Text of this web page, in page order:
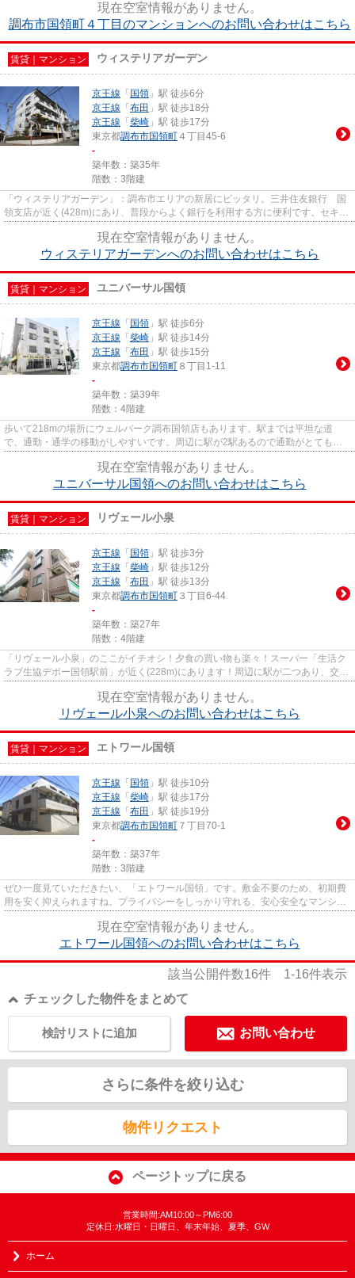
現在空室情報がありません。
調布市国領町４丁目のマンションへのお問い合わせはこちら
賃貸｜マンション ウィステリアガーデン
京王線 「 国領 」駅 徒歩6分
京王線 「 布田 」駅 徒歩18分
京王線 「 柴崎 」駅 徒歩17分
東京都調布市国領町 ４丁目45-6
-
築年数：築35年
階数：3階建
「ウィステリアガーデン」：調布市エリアの新居にピッタリ。三井住友銀行 国
領支店が近く(428m)にあり、普段からよく銀行を利用する方に便利です。セキュ
現在空室情報がありません。
ウィステリアガーデンへのお問い合わせはこちら
賃貸｜マンション ユニバーサル国領
京王線 「 国領 」駅 徒歩6分
京王線 「 柴崎 」駅 徒歩14分
京王線 「 布田 」駅 徒歩15分
東京都調布市国領町 ８丁目1-11
-
築年数：築39年
階数：4階建
歩いて218mの場所にウェルパーク調布国領店もあります。駅までは平坦な道
で、通勤・通学の移動がしやすいです。周辺に駅が2駅あるので通勤がとてもし
現在空室情報がありません。
ユニバーサル国領へのお問い合わせはこちら
賃貸｜マンション リヴェール小泉
京王線 「 国領 」駅 徒歩3分
京王線 「 柴崎 」駅 徒歩12分
京王線 「 布田 」駅 徒歩13分
東京都調布市国領町 ３丁目6-44
-
築年数：築27年
階数：4階建
「リヴェール小泉」のここがイチオシ！夕食の買い物も楽々！スーパー「生活ク
ラブ生協デポー国領駅前」が近く(228m)にあります！周辺に駅が二つあり、交通
現在空室情報がありません。
リヴェール小泉へのお問い合わせはこちら
賃貸｜マンション エトワール国領
京王線 「 国領 」駅 徒歩10分
京王線 「 柴崎 」駅 徒歩17分
京王線 「 布田 」駅 徒歩19分
東京都調布市国領町 ７丁目70-1
-
築年数：築37年
階数：3階建
ぜひ一度見ていただきたい、「エトワール国領」です。敷金不要のため、初期費
用を安く抑えられますね。プライバシーをしっかり守れる、安心安全なマンショ
現在空室情報がありません。
エトワール国領へのお問い合わせはこちら
該当公開件数16件 1-16件表示
チェックした物件をまとめて
お問い合わせ
検討リストに追加
さらに条件を絞り込む
物件リクエスト
ページトップに戻る
営業時間:AM10:00～PM6:00
定休日:水曜日・日曜日、年末年始、夏季、GW
ホーム